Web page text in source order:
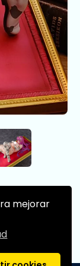
mejorar
DX